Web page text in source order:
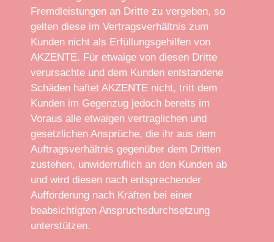
Fremdleistungen an Dritte zu vergeben, so
gelten diese im Vertragsverhältnis zum
Kunden nicht als Erfüllungsgehilfen von
AKZENTE. Für etwaige von diesen Dritte
verursachte und dem Kunden entstandene
Schäden haftet AKZENTE nicht, tritt dem
Kunden im Gegenzug jedoch bereits im
Voraus alle etwaigen vertraglichen und
gesetzlichen Ansprüche, die ihr aus dem
Auftragsverhältnis gegenüber dem Dritten
zustehen, unwiderruflich an den Kunden ab
und wird diesen nach entsprechender
Aufforderung nach Kräften bei einer
beabsichtigten Anspruchsdurchsetzung
unterstützen.